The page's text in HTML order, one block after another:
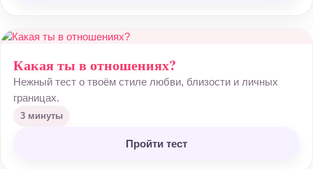
Какая ты в отношениях?
Нежный тест о твоём стиле любви, близости и личных
границах.
3 минуты
Пройти тест